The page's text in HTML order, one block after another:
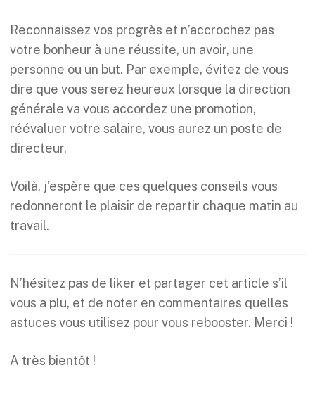
Reconnaissez vos progrès et n’accrochez pas
votre bonheur à une réussite, un avoir, une
personne ou un but. Par exemple, évitez de vous
dire que vous serez heureux lorsque la direction
générale va vous accordez une promotion,
réévaluer votre salaire, vous aurez un poste de
directeur.
Voilà, j’espère que ces quelques conseils vous
redonneront le plaisir de repartir chaque matin au
travail.
N’hésitez pas de liker et partager cet article s’il
vous a plu, et de noter en commentaires quelles
astuces vous utilisez pour vous rebooster. Merci !
A très bientôt !